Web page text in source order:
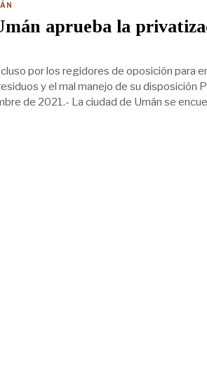
aprueba la
por los regidores de oposición para
y el mal manejo de su disposición
de 2021.- La ciudad de Umán se